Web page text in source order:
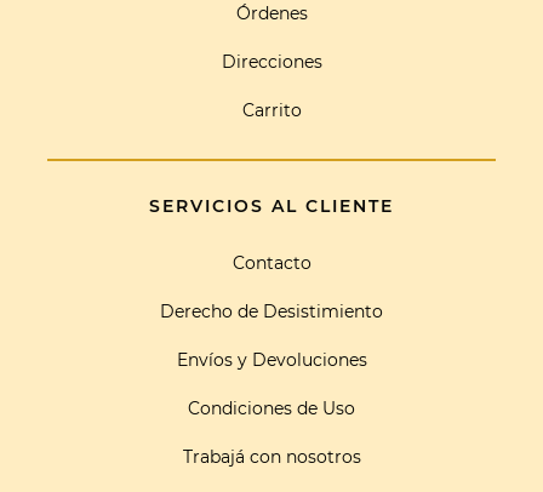
Órdenes
Direcciones
Carrito
SERVICIOS AL CLIENTE
Contacto
Derecho de Desistimiento
Envíos y Devoluciones
Condiciones de Uso
Trabajá con nosotros